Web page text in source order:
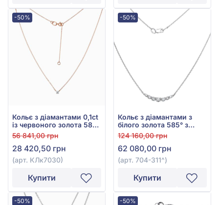
-50%
Кольє з діамантами 0,1ct
із червоного золота 585°,
арт. КЛк7030
56 841,00 грн
28 420,50 грн
(арт. КЛк7030)
Купити
-50%
Кольє з діамантами з
білого золота 585° з
діамантом 0,28ct, арт.
704-311
124 160,00 грн
62 080,00 грн
(арт. 704-311^)
Купити
-50% -50%